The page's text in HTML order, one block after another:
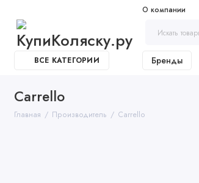
О компании
ВСЕ КАТЕГОРИИ Бренды
Carrello
Главная Производитель Carrello